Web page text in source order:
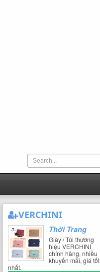
VERCHINI
Thời Trang
Giày / Túi thương
hiệu VERCHINI
chính hãng, nhiều
khuyến mãi, giá tốt
nhất.